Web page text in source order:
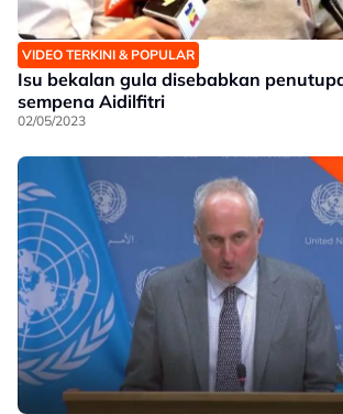
VIDEO TERKINI & POPULAR
Isu bekalan gula disebabkan
sempena Aidilfitri
02/05/2023